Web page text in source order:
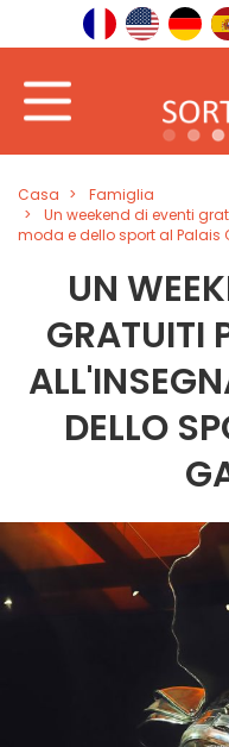
Casa
Famiglia
Un weekend di eventi
moda e dello sport al Palais
UN
GRATUITI
DELLO